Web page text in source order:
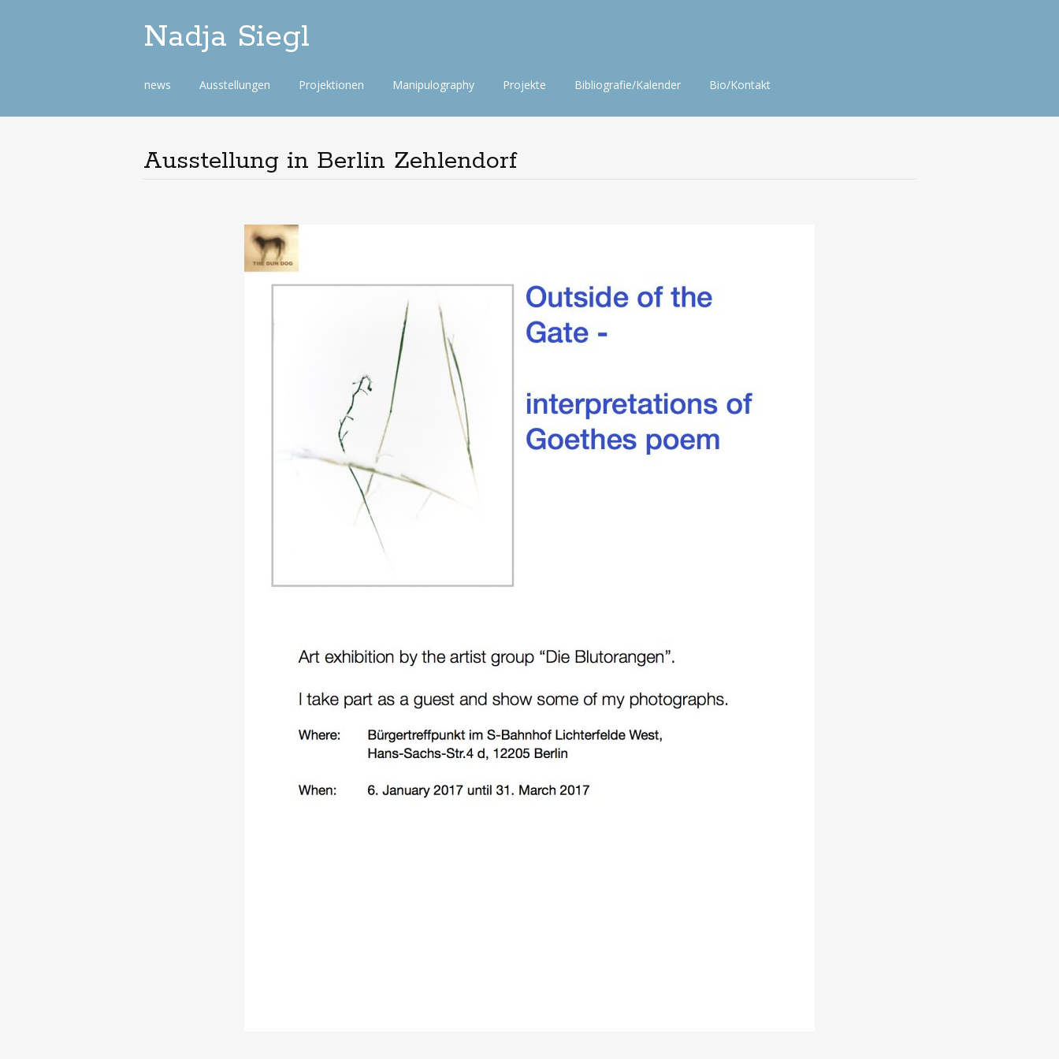
Nadja Siegl
Skip
content
news Ausstellungen Projektionen Manipulography Projekte Bibliografie/Kalender Bio/Kontakt
Ausstellung in Berlin Zehlendorf